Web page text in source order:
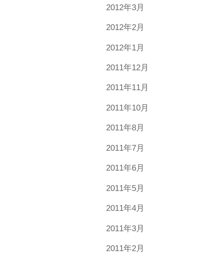
2012年3月
2012年2月
2012年1月
2011年12月
2011年11月
2011年10月
2011年8月
2011年7月
2011年6月
2011年5月
2011年4月
2011年3月
2011年2月